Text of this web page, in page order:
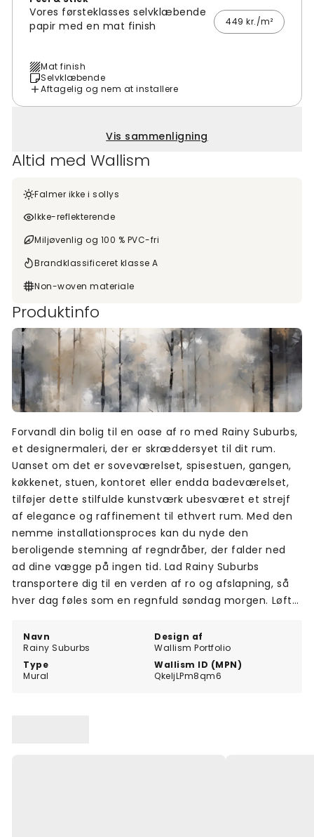
Vores førsteklasses selvklæbende
papir med en mat finish
449 kr./m²
Mat finish
Selvklæbende
Aftagelig og nem at installere
Vis sammenligning
Altid med Wallism
Falmer ikke i sollys
Ikke-reflekterende
Miljøvenlig og 100 % PVC-fri
Brandklassificeret klasse A
Non-woven materiale
Produktinfo
Navn
Rainy Suburbs
Design af
Wallism Portfolio
Type
Mural
Wallism ID (MPN)
QkeljLPm8qm6
Forvandl din bolig til en oase af ro med Rainy Suburbs,
et designermaleri, der er skræddersyet til dit rum.
Uanset om det er soveværelset, spisestuen, gangen,
køkkenet, stuen, kontoret eller endda badeværelset,
tilføjer dette stilfulde kunstværk ubesværet et strejf
af elegance og raffinement til ethvert rum. Med den
nemme installationsproces kan du nyde den
beroligende stemning af regndråber, der falder ned
ad dine vægge på ingen tid. Lad Rainy Suburbs
transportere dig til en verden af ro og afslapning, så
hver dag føles som en regnfuld søndag morgen. Løft
skab en oase af fred midt i hverdagens kaos.